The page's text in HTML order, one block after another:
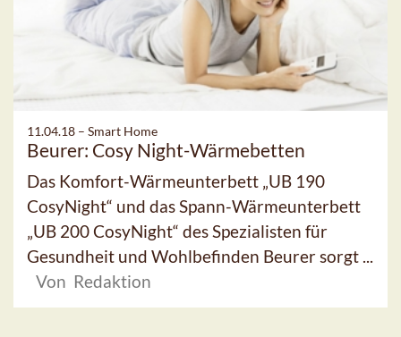
11.04.18 – Smart Home
Beurer: Cosy Night-Wärmebetten
Das Komfort-Wärmeunterbett „UB 190
CosyNight“ und das Spann-Wärmeunterbett
„UB 200 CosyNight“ des Spezialisten für
Gesundheit und Wohlbefinden Beurer sorgt ...
Von Redaktion